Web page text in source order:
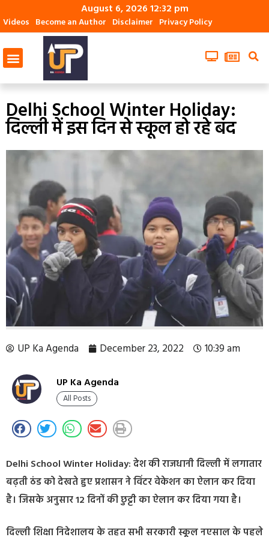
August 6, 2026 12:32 pm
Videos Become an Author Disclaimer Privacy Policy
Delhi School Winter Holiday:
दिल्ली में इस दिन से स्कूल हो रहे बंद
UP Ka Agenda December 23, 2022 10:39 am
UP Ka Agenda
All Posts
Delhi School Winter Holiday: देश की राजधानी दिल्ली में लगातार
बढ़ती ठंड को देखते हुए प्रशासन ने विंटर वेकेशन का ऐलान कर दिया
है। जिसके अनुसार 12 दिनों की छुट्टी का ऐलान कर दिया गया है।
दिल्ली शिक्षा निदेशालय के तहत सभी सरकारी स्कूल नएसाल के पहले